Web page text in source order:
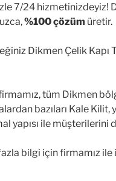
7/24 hizmetinizdeyiz!
%100 çözüm üretir.
Dikmen Çelik
tüm Dikmen
bazıları Kale
yapısı ile
bilgi için firmamız